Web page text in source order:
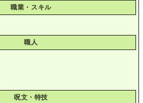
職業・スキル
職人
呪文・特技